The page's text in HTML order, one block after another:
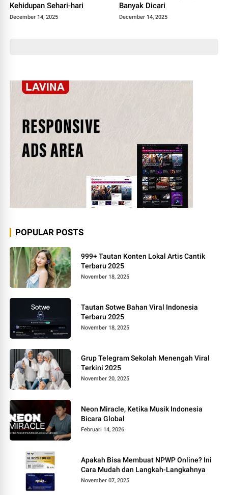
Kehidupan Sehari-hari
December 14, 2025
Banyak Dicari
December 14, 2025
POPULAR POSTS
999+ Tautan Konten Lokal Artis Cantik
Terbaru 2025
November 18, 2025
Tautan Sotwe Bahan Viral Indonesia
Terbaru 2025
November 18, 2025
Grup Telegram Sekolah Menengah Viral
Terkini 2025
November 20, 2025
Neon Miracle, Ketika Musik Indonesia
Bicara Global
Februari 14, 2026
Apakah Bisa Membuat NPWP Online? Ini
Cara Mudah dan Langkah-Langkahnya
November 07, 2025